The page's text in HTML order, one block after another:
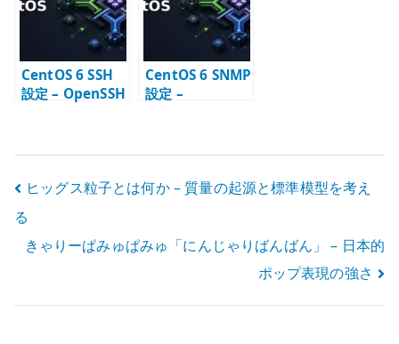
CentOS 6 SSH
設定 – OpenSSH
CentOS 6 SNMP
設定 –
投
稿
ナ
ビ
ヒッグス粒子とは何か – 質量の起源と標準模型を考え
る
きゃりーぱみゅぱみゅ「にんじゃりばんばん」 – 日本的
ポップ表現の強さ